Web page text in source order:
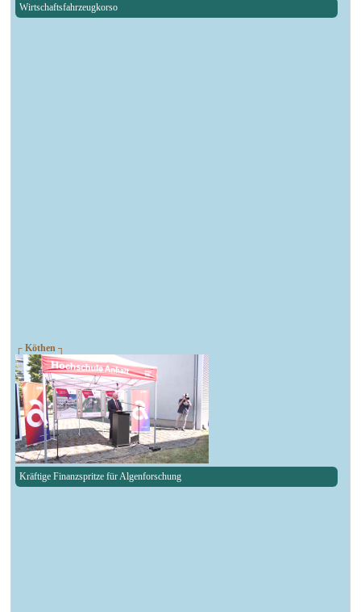
Wirtschaftsfahrzeugkorso
┌ Köthen ┐
Kräftige Finanzspritze für Algenforschung